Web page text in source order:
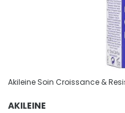
Akileine Soin Croissance &
AKILEINE